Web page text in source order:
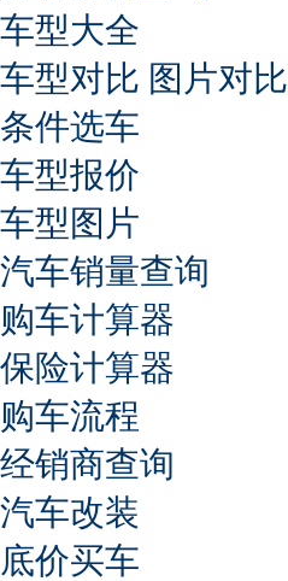
车型大全
车型对比 图片对比
条件选车
车型报价
车型图片
汽车销量查询
购车计算器
保险计算器
购车流程
经销商查询
汽车改装
底价买车